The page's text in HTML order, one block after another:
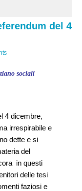
del 4
sociali
4 dicembre,
irrespirabile e
dette e si
del
in questi
delle tesi
faziosi e